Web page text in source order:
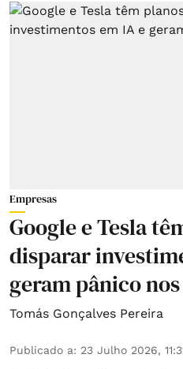
Empresas
Google e Tesla
disparar
geram pânico
Tomás Gonçalves Pereira
Publicado a: 23 Julho 2026,